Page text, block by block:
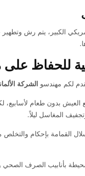
الكبير، يتم رش
للحفاظ
لكم مهندسو الشركة
العيش بدون طعام لأسابيع،
المغاسل ليلاً.
القمامة بإحكام والتخلص
بأنابيب الصرف الصحي